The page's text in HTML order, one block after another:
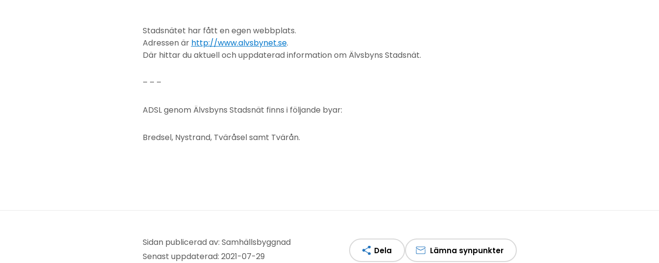
Stadsnätet har fått en egen webbplats.
Adressen är http://www.alvsbynet.se.
Där hittar du aktuell och uppdaterad information om Älvsbyns Stadsnät.
– – –
ADSL genom Älvsbyns Stadsnät finns i följande byar:
Bredsel, Nystrand, Tväråsel samt Tvärån.
Sidan publicerad av: Samhällsbyggnad
Senast uppdaterad: 2021-07-29
Dela Lämna synpunkter